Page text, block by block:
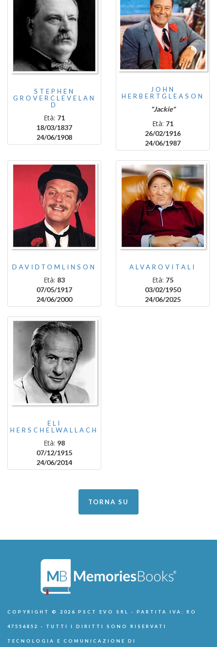
STEPHEN
GROVERCLEVELAN
D
Età: 71
18/03/1837
24/06/1908
JOHN
HERBERTGLEASON
"Jackie"
Età: 71
26/02/1916
24/06/1987
DAVIDTOMLINSON
Età: 83
07/05/1917
24/06/2000
ALVAROVITALI
Età: 75
03/02/1950
24/06/2025
ELI
HERSCHELWALLACH
Età: 98
07/12/1915
24/06/2014
TORNA SU
COPYRIGHT © 2026 PSCT EVO SRL - PARTITA IVA: RO
47556852 - TUTTI I DIRITTI SONO RISERVATI
TECNOLOGIA E COMUNICAZIONE DI